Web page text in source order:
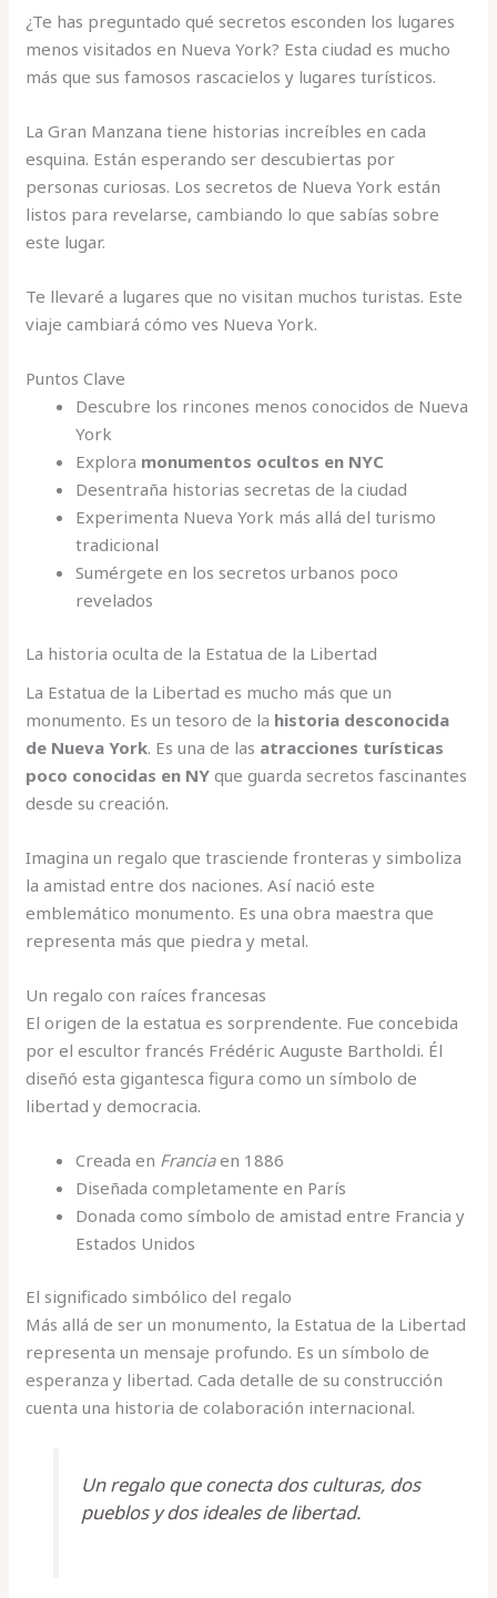
¿Te has preguntado qué secretos esconden los lugares
menos visitados en Nueva York? Esta ciudad es mucho
más que sus famosos rascacielos y lugares turísticos.
La Gran Manzana tiene historias increíbles en cada
esquina. Están esperando ser descubiertas por
personas curiosas. Los secretos de Nueva York están
listos para revelarse, cambiando lo que sabías sobre
este lugar.
Te llevaré a lugares que no visitan muchos turistas. Este
viaje cambiará cómo ves Nueva York.
Puntos Clave
Descubre los rincones menos conocidos de Nueva
York
Explora monumentos ocultos en NYC
Desentraña historias secretas de la ciudad
Experimenta Nueva York más allá del turismo
tradicional
Sumérgete en los secretos urbanos poco
revelados
La historia oculta de la Estatua de la Libertad
La Estatua de la Libertad es mucho más que un
monumento. Es un tesoro de la historia desconocida
de Nueva York. Es una de las atracciones turísticas
poco conocidas en NY que guarda secretos fascinantes
desde su creación.
Imagina un regalo que trasciende fronteras y simboliza
la amistad entre dos naciones. Así nació este
emblemático monumento. Es una obra maestra que
representa más que piedra y metal.
Un regalo con raíces francesas
El origen de la estatua es sorprendente. Fue concebida
por el escultor francés Frédéric Auguste Bartholdi. Él
diseñó esta gigantesca figura como un símbolo de
libertad y democracia.
Creada en Franciaen 1886
Diseñada completamente en París
Donada como símbolo de amistad entre Francia y
Estados Unidos
El significado simbólico del regalo
Más allá de ser un monumento, la Estatua de la Libertad
representa un mensaje profundo. Es un símbolo de
esperanza y libertad. Cada detalle de su construcción
cuenta una historia de colaboración internacional.
Un regalo que conecta dos culturas, dos
pueblos y dos ideales de libertad.